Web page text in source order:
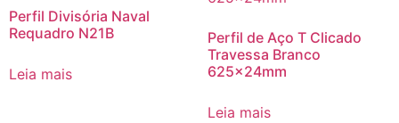
Perfil Divisória Naval
Requadro N21B
Leia mais
Perfil de Aço T Clicado
Travessa Branco
625x24mm
Leia mais